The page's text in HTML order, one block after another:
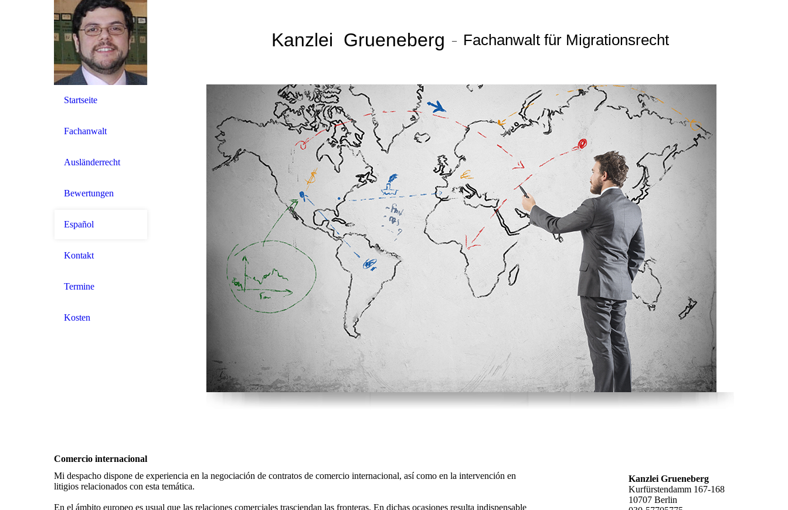
Kanzlei Grueneberg – Fachanwalt für Migrationsrecht
Startseite
Fachanwalt
Ausländerrecht
Bewertungen
Español
Kontakt
Termine
Kosten
Comercio internacional
Mi despacho dispone de experiencia en la negociación de contratos de comercio internacional, así como en la intervención en
litigios relacionados con esta temática.
En el ámbito europeo es usual que las relaciones comerciales trasciendan las fronteras. En dichas ocasiones resulta indispensable
Kanzlei Grueneberg
Kurfürstendamm 167-168
10707 Berlin